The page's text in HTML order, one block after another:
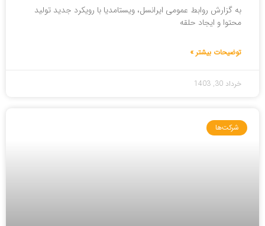
به گزارش روابط عمومی ایرانسل، ویستامدیا با رویکرد جدید تولید
محتوا و ایجاد حلقه
توضیحات بیشتر »
خرداد 30, 1403
شرکت‌ها